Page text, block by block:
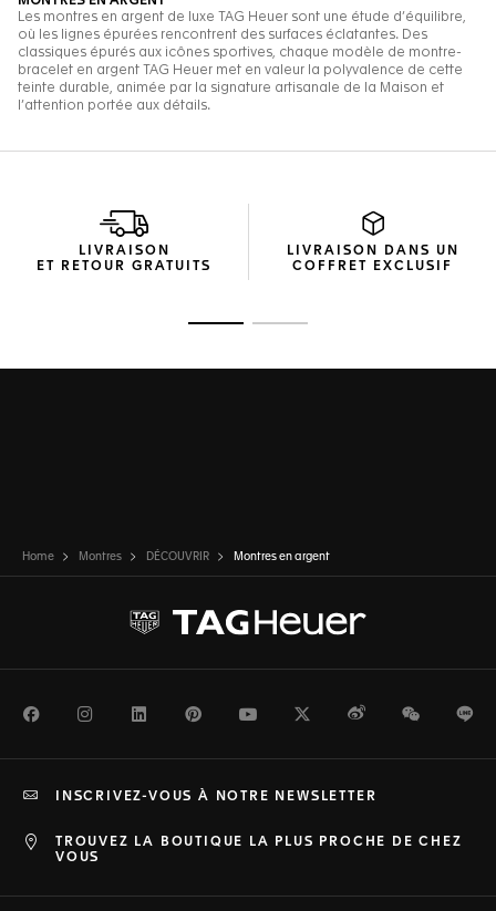
LIVRAISON
ET RETOUR GRATUITS
LIVRAISON DANS UN
COFFRET EXCLUSIF
Home Montres DÉCOUVRIR Montres en argent
FacebookInstagramLinkedInPinterestYoutubeTwitterWeiboWeChat
TROUVEZ LA BOUTIQUE LA PLUS PROCHE DE CHEZ
VOUS
INSCRIVEZ-VOUS À NOTRE NEWSLETTER